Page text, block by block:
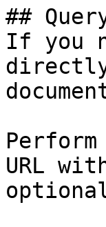
##
If you
URL